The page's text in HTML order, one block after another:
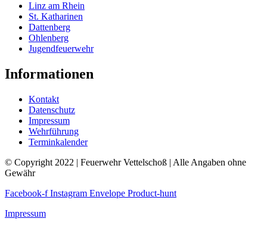
Linz am Rhein
St. Katharinen
Dattenberg
Ohlenberg
Jugendfeuerwehr
Informationen
Kontakt
Datenschutz
Impressum
Wehrführung
Terminkalender
© Copyright 2022 | Feuerwehr Vettelschoß | Alle Angaben ohne
Gewähr
Facebook-f Instagram Envelope Product-hunt
Impressum